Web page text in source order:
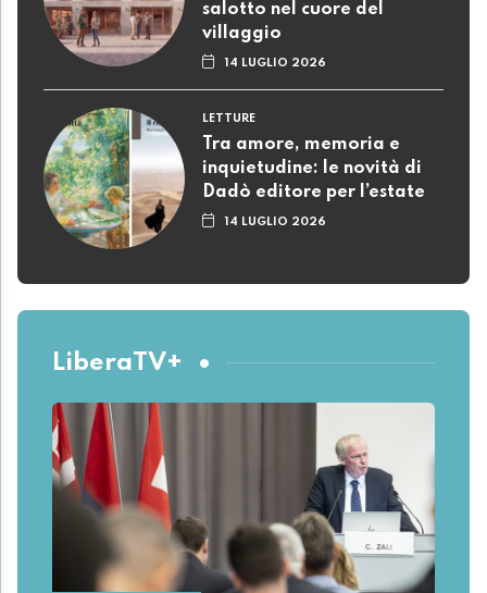
salotto nel cuore del
villaggio
14 LUGLIO 2026
LETTURE
Tra amore, memoria e
inquietudine: le novità di
Dadò editore per l’estate
14 LUGLIO 2026
LiberaTV+